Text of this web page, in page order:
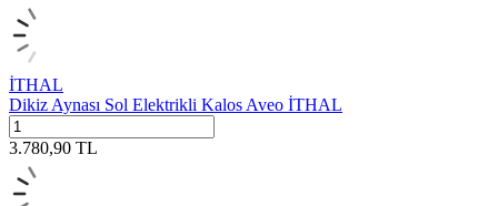
İTHAL
Dikiz Aynası Sol Elektrikli Kalos Aveo İTHAL
3.780,90 TL